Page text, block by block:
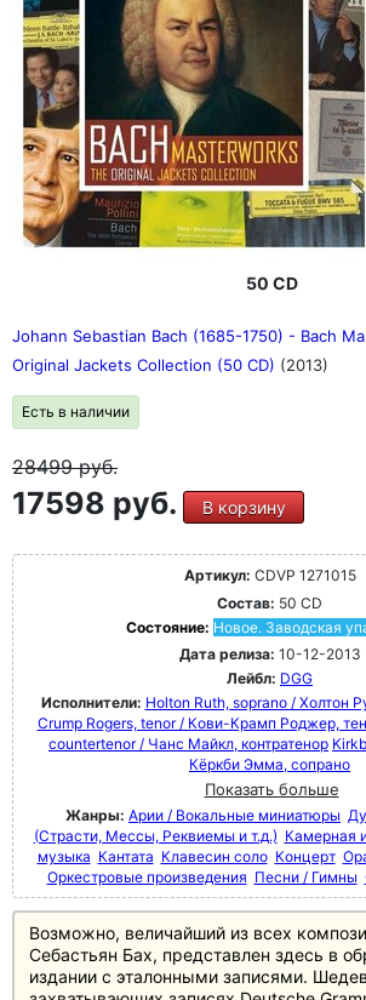
50 CD
Johann Sebastian Bach (1685-1750) - Bach
Original Jackets Collection (50 CD) (2013)
Есть в наличии
28499руб.
17598 руб. В корзину
Артикул: CDVP 1271015
Состав: 50 CD
Состояние: Новое. Заводская
Дата релиза: 10-12-2013
Лейбл: DGG
Исполнители: Holton Ruth, soprano / Холтон
Crump Rogers, tenor / Кови-Крамп Роджер,
countertenor / Чанс Майкл, контратенор
Кёркби Эмма, сопрано
Показать больше
Жанры: Арии / Вокальные миниатюры
(Страсти, Мессы, Реквиемы и т.д.) Камерная
музыка Кантата Клавесин соло Концерт
Оркестровые произведения Песни / Гимны
Возможно, величайший из всех
Себастьян Бах, представлен здесь в
издании с эталонными записями.